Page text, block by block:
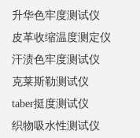
升华色牢度测试仪
皮革收缩温度测定仪
汗渍色牢度测试仪
克莱斯勒测试仪
taber挺度测试仪
织物吸水性测试仪